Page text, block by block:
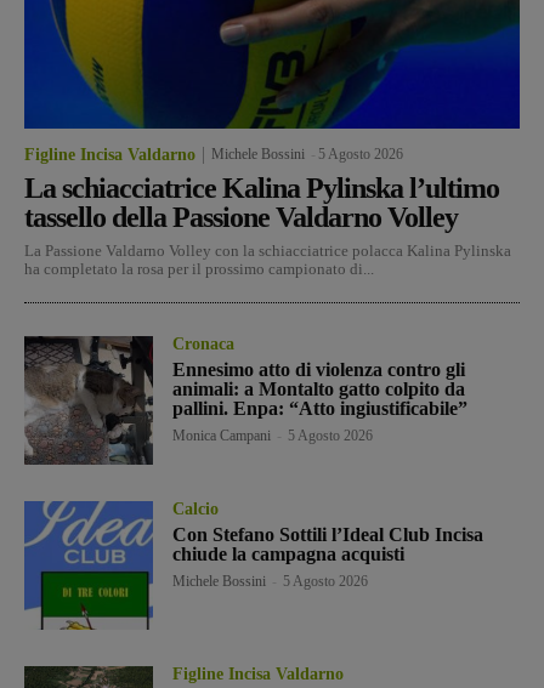
Figline Incisa Valdarno Michele Bossini 5 Agosto 2026
La schiacciatrice Kalina Pylinska l’ultimo
tassello della Passione Valdarno Volley
La Passione Valdarno Volley con la schiacciatrice polacca Kalina Pylinska
ha completato la rosa per il prossimo campionato di...
Cronaca
Ennesimo atto di violenza contro gli
animali: a Montalto gatto colpito da
pallini. Enpa: “Atto ingiustificabile”
Monica Campani 5 Agosto 2026
Calcio
Con Stefano Sottili l’Ideal Club Incisa
chiude la campagna acquisti
Michele Bossini 5 Agosto 2026
Figline Incisa Valdarno